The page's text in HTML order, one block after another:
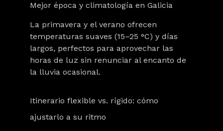
Mejor época y climatología en Galicia
La primavera y el verano ofrecen
temperaturas suaves (15–25 °C) y días
largos, perfectos para aprovechar las
horas de luz sin renunciar al encanto de
la lluvia ocasional.
Itinerario flexible vs. rígido: cómo
ajustarlo a su ritmo